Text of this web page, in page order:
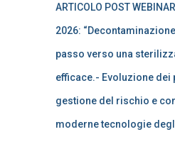
ARTICOLO POST
2026:
passo verso una
efficace.- Evoluzione dei
gestione del rischio e
moderne tecnologie